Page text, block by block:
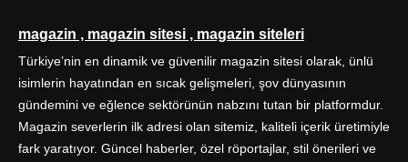
magazin , magazin sitesi , magazin siteleri
Türkiye’nin en dinamik ve güvenilir magazin sitesi olarak, ünlü
isimlerin hayatından en sıcak gelişmeleri, şov dünyasının
gündemini ve eğlence sektörünün nabzını tutan bir platformdur.
Magazin severlerin ilk adresi olan sitemiz, kaliteli içerik üretimiyle
fark yaratıyor. Güncel haberler, özel röportajlar, stil önerileri ve